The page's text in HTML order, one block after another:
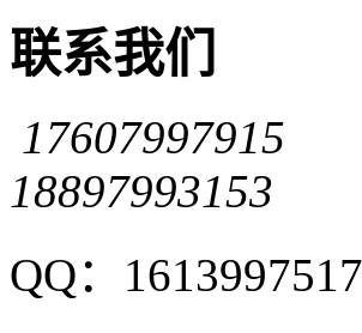
联系我们
17607997915
18897993153
QQ：1613997517